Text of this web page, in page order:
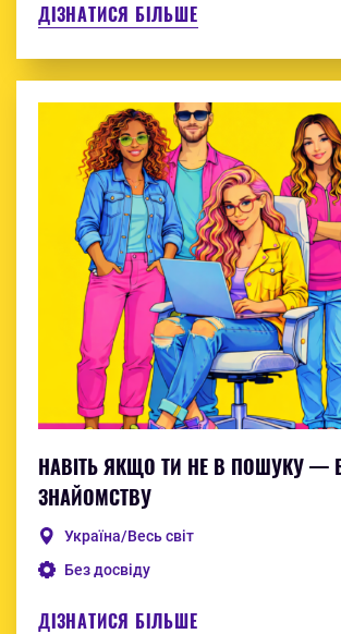
ДІЗНАТИСЯ БІЛЬШЕ
НАВІТЬ ЯКЩО ТИ НЕ В ПОШУКУ —
ЗНАЙОМСТВУ
Україна/Весь світ
Без досвіду
ДІЗНАТИСЯ БІЛЬШЕ